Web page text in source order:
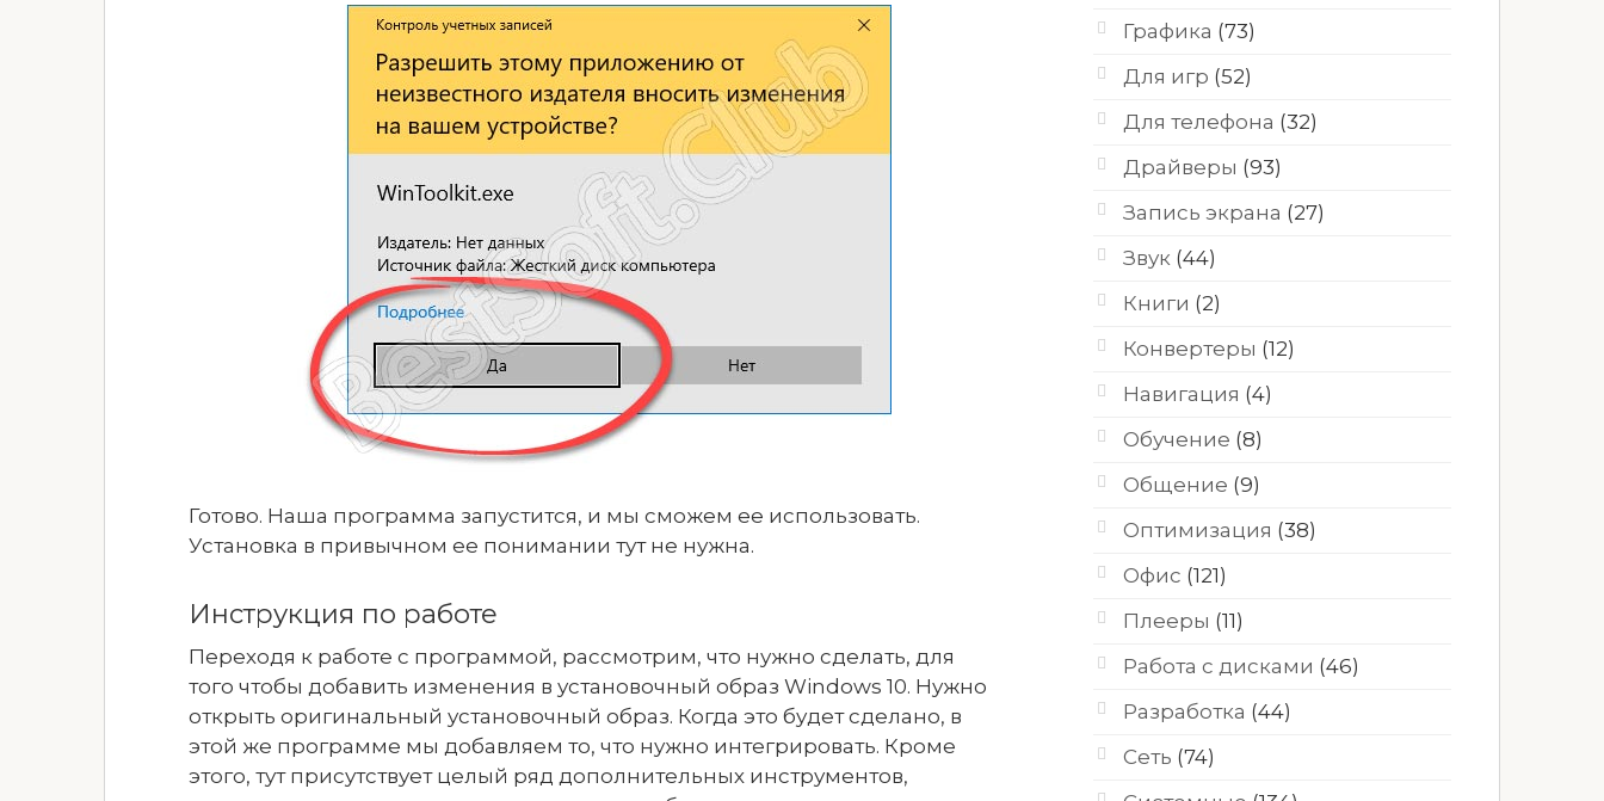
Готово. Наша программа запустится, и мы сможем ее использовать.
Установка в привычном ее понимании тут не нужна.
Инструкция по работе
Переходя к работе с программой, рассмотрим, что нужно сделать, для
того чтобы добавить изменения в установочный образ Windows 10. Нужно
открыть оригинальный установочный образ. Когда это будет сделано, в
этой же программе мы добавляем то, что нужно интегрировать. Кроме
этого, тут присутствует целый ряд дополнительных инструментов,
Графика (73)
Для игр (52)
Для телефона (32)
Драйверы (93)
Запись экрана (27)
Звук (44)
Книги (2)
Конвертеры (12)
Навигация (4)
Обучение (8)
Общение (9)
Оптимизация (38)
Офис (121)
Плееры (11)
Работа с дисками (46)
Разработка (44)
Сеть (74)